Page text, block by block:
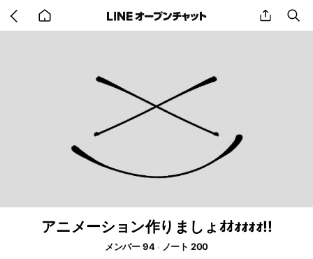
back
to
share
アニメーション作りましょｵｵｫｫｫｫ!!
メンバー 94
ノート 200